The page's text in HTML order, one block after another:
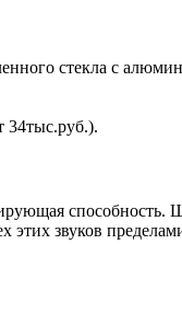
стекла с
34тыс.руб.).
звуков